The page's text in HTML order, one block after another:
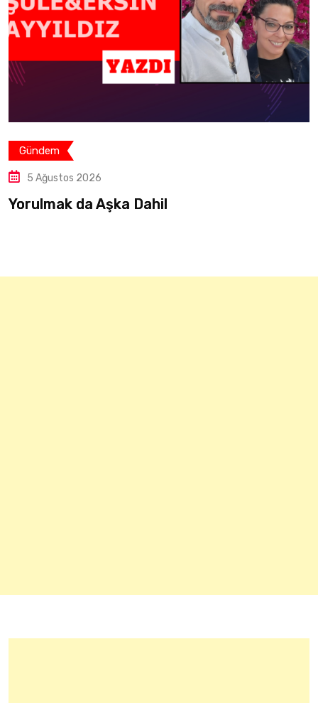
5 Ağustos 2026
Açık Havada Çalışmaya Sıcak Hava